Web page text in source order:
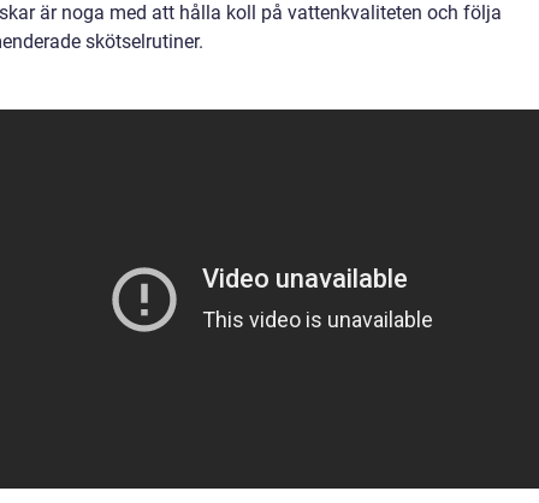
är noga med att hålla koll på vattenkvaliteten och följa
skötselrutiner.